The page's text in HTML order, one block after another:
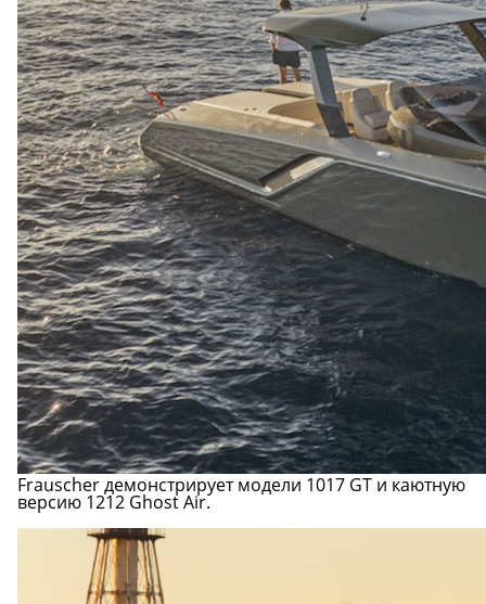
Frauscher демонстрирует модели 1017 GT и каютную
версию 1212 Ghost Air.